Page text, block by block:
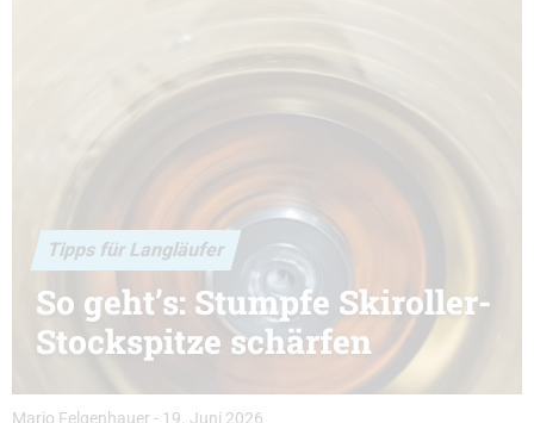
Tipps für Langläufer
So geht’s: Stumpfe Skiroller-
Stockspitze schärfen
Mario Felgenhauer - 19. Juni 2026